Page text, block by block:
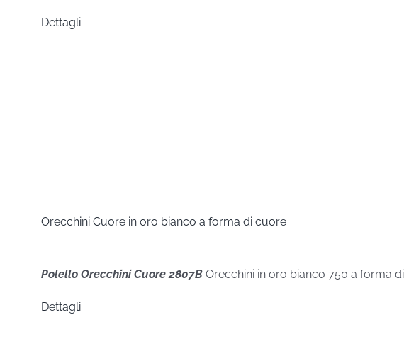
Dettagli
Orecchini Cuore in oro bianco a forma di cuore
Polello Orecchini Cuore 2807B Orecchini in oro bianco 750 a forma
Dettagli